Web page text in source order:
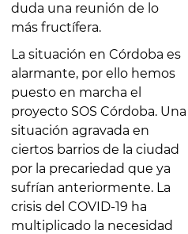
duda una reunión de lo
más fructífera.
La situación en Córdoba es
alarmante, por ello hemos
puesto en marcha el
proyecto SOS Córdoba. Una
situación agravada en
ciertos barrios de la ciudad
por la precariedad que ya
sufrían anteriormente. La
crisis del COVID-19 ha
multiplicado la necesidad